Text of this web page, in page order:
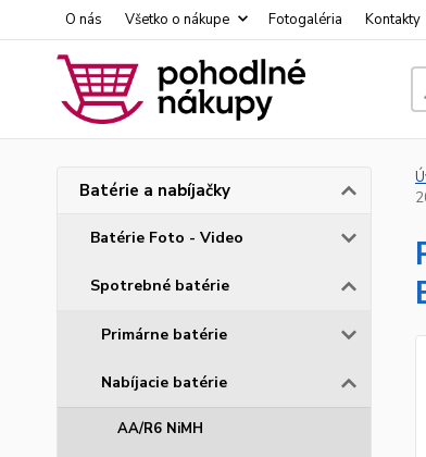
O nás Všetko o nákupe Fotogaléria Kontakty
Batérie a nabíjačky
Batérie Foto - Video
Spotrebné batérie
Primárne batérie
Nabíjacie batérie
AA/R6 NiMH